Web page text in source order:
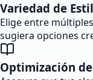
Variedad de
Elige entre
sugiera opciones
Optimización